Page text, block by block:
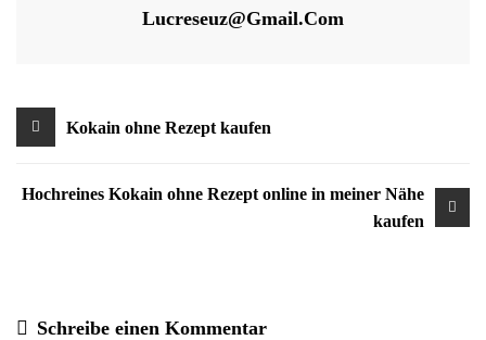
Lucreseuz@gmail.com
Beitragsnavigation
Kokain ohne Rezept kaufen
Hochreines Kokain ohne Rezept online in meiner Nähe
kaufen
Schreibe einen Kommentar